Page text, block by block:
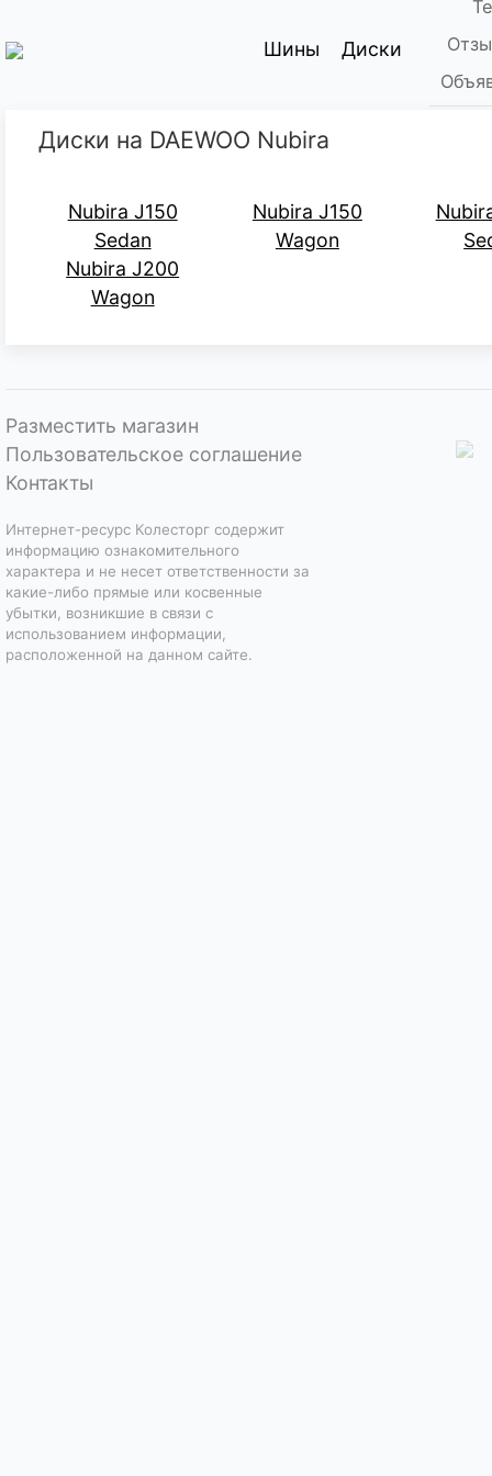
Шины Диски
Диски на DAEWOO Nubira
Nubira J150
Sedan
Nubira J150
Wagon
Nubira J200
Wagon
Разместить магазин
Пользовательское соглашение
Контакты
Интернет-ресурс Колесторг содержит
информацию ознакомительного
характера и не несет ответственности за
какие-либо прямые или косвенные
убытки, возникшие в связи с
использованием информации,
расположенной на данном сайте.